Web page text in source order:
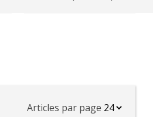
Articles par page